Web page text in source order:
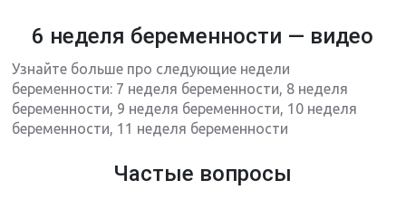
6 неделя беременности — видео
Узнайте больше про следующие недели
беременности: 7 неделя беременности, 8 неделя
беременности, 9 неделя беременности, 10 неделя
беременности, 11 неделя беременности
Частые вопросы